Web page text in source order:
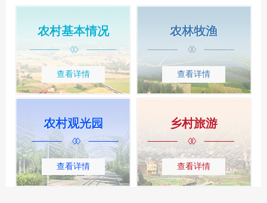
农村基本情况
查看详情
农林牧渔
查看详情
农村观光园
查看详情
乡村旅游
查看详情